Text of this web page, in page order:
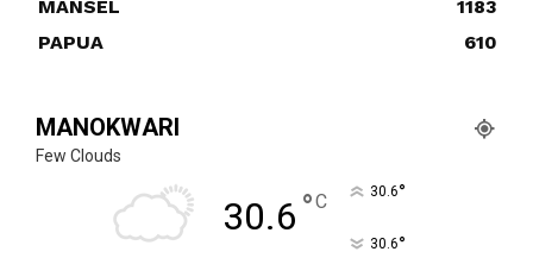
MANSEL
1183
PAPUA
610
MANOKWARI
Few Clouds
30.6 °C 30.6°
30.6°